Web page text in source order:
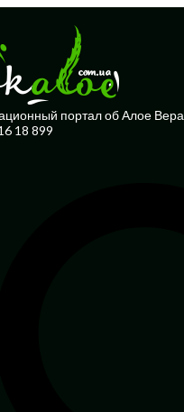
портал об Алое Вера
18 899